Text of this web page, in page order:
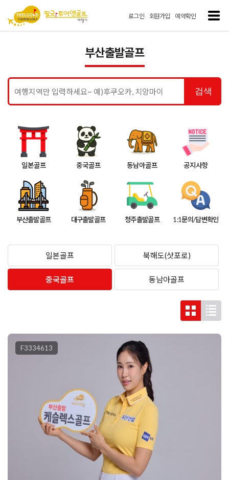
로그인 회원가입 예약확인
부산출발골프
검색
일본골프 중국골프 동남아골프 공지사항
부산출발골프 대구출발골프 청주출발골프 1:1문의/답변확인
일본골프 북해도(삿포로)
중국골프 동남아골프
F3334613